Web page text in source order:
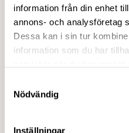
information från din enhet
annons- och analysföretag
Dessa kan i sin tur
information som du har
Nödvändig
Inställningar
Anmälan öppen
Swedens
19 MARS 2026
Food Science Sweden